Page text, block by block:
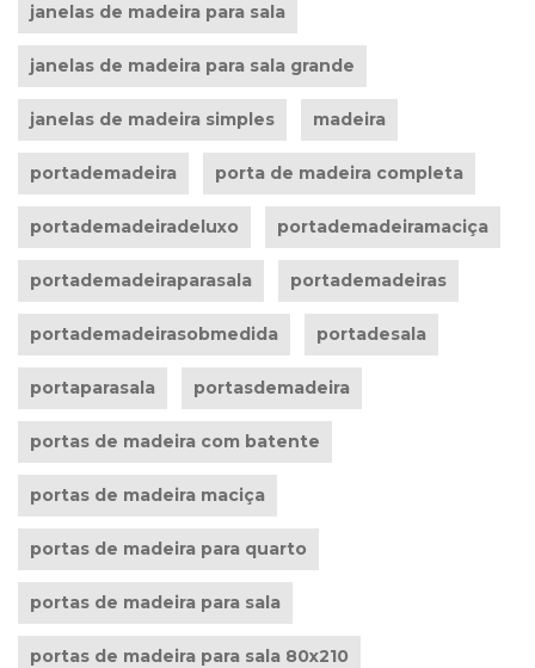
janelas de madeira para sala
janelas de madeira para sala grande
janelas de madeira simples madeira
portademadeira porta de madeira completa
portademadeiradeluxo portademadeiramaciça
portademadeiraparasala portademadeiras
portademadeirasobmedida portadesala
portaparasala portasdemadeira
portas de madeira com batente
portas de madeira maciça
portas de madeira para quarto
portas de madeira para sala
portas de madeira para sala 80x210